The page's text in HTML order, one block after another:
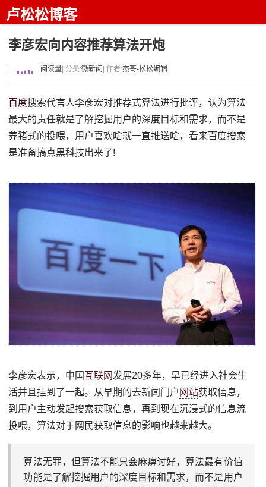
卢松松博客
李彦宏向内容推荐算法开炮
阅读量 | 分类:微新闻 | 作者:杰哥-松松编辑
百度搜索代言人李彦宏对推荐式算法进行批评，认为算法
最大的责任就是了解挖掘用户的深度目标和需求，而不是
养猪式的投喂，用户喜欢啥就一直推送啥，看来百度搜索
是准备搞点黑科技出来了!
李彦宏表示，中国 互联网 发展20多年，早已经进入社会生
活并且挂到了一起。从早期的去新闻门户 网站获取信息，
到用户主动发起搜索获取信息，再到现在沉浸式的信息流
投喂，算法对于网民获取信息的影响也越来越大。
算法无罪，但算法不能只会麻痹讨好，算法最有价值
功能是了解挖掘用户的深度目标和需求，而不是用户